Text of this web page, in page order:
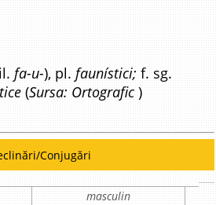
fa-u-), pl.faunístici; f. sg.
(Sursa: Ortografic )
Conjugări
masculin